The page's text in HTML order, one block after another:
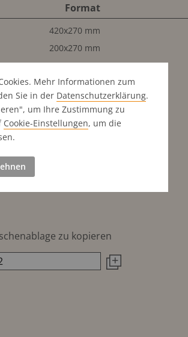
Format
420x270 mm
200x270 mm
200x119 mm
98x246 mm
200x78 mm
98x119 mm
zu kopieren
Mehr Informationen zum
Sie in der Datenschutz­erklärung.
um Ihre Zustimmung zu
Cookie-Einstellungen, um die